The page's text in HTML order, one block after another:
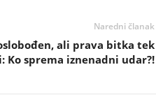
Naredni članak
ali prava bitka tek
Ko sprema iznenadni udar?!